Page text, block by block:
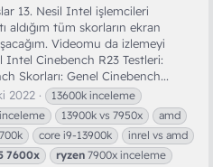
13. Nesil Intel işlemcileri
aldığım tüm skorların ekran
Videomu da izlemeyi
Intel Cinebench R23 Testleri:
Skorları: Genel Cinebench...
2022
13600k inceleme
13900k vs 7950x
amd
core i9-13900k
inrel vs amd
7600x ryzen 7900x inceleme